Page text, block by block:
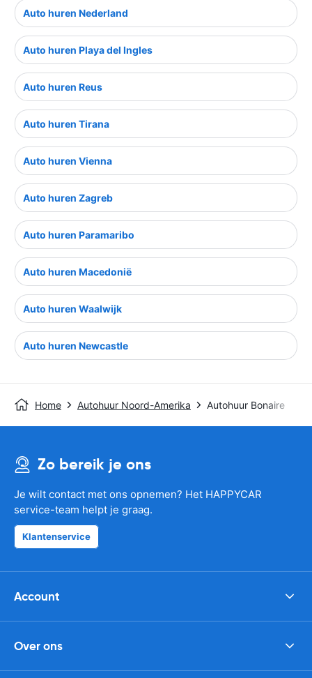
Auto huren Nederland
Auto huren Playa del Ingles
Auto huren Reus
Auto huren Tirana
Auto huren Vienna
Auto huren Zagreb
Auto huren Paramaribo
Auto huren Macedonië
Auto huren Waalwijk
Auto huren Newcastle
Home Autohuur Noord-Amerika Autohuur Bonaire
Zo bereik je ons
Je wilt contact met ons opnemen? Het HAPPYCAR
service-team helpt je graag.
Klantenservice
Account
Over ons